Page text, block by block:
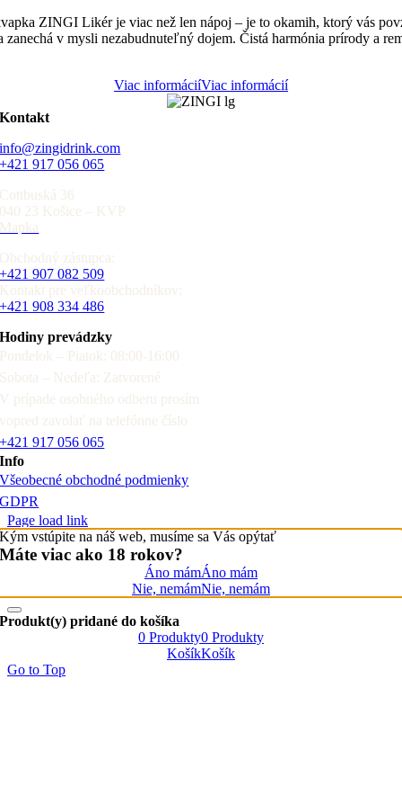
ZINGI Likér je viac než len nápoj – je to okamih, ktorý vás
zanechá v mysli nezabudnuteľný dojem. Čistá harmónia prírody a
Viac informáciíViac informácií
Kontakt
info@zingidrink.com
+421 917 056 065
Cottbuská 36
040 23 Košice – KVP
Mapka
Obchodný zástupca:
+421 907 082 509
Kontakt pre veľkoobchodníkov:
+421 908 334 486
Hodiny prevádzky
Pondelok – Piatok: 08:00-16:00
Sobota – Nedeľa: Zatvorené
V prípade osobného odberu prosím
vopred zavolať na telefónne číslo
+421 917 056 065
Info
Všeobecné obchodné podmienky
GDPR
Page load link
Kým vstúpite na náš web, musíme sa Vás opýtať
Máte viac ako 18 rokov?
Áno mámÁno mám
Nie, nemámNie, nemám
Produkt(y) pridané do košíka
0 Produkty0 Produkty
KošíkKošík
Go to Top